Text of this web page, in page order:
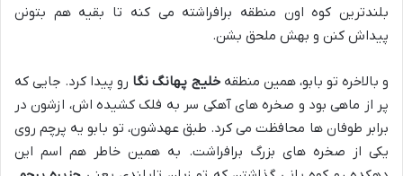
بلندترین کوه اون منطقه برافراشته می کنه تا بقیه هم بتونن
پیداش کنن و بهش ملحق بشن.
و بالاخره تو بابو، همین منطقهخلیج پهانگ نگا رو پیدا کرد. جایی که
پر از ماهی بود و صخره های آهکی سر به فلک کشیده اش، ازشون در
برابر طوفان ها محافظت می کرد. طبق عهدشون، تو بابو یه پرچم روی
یکی از صخره های بزرگ برافراشت. به همین خاطر هم اسم این